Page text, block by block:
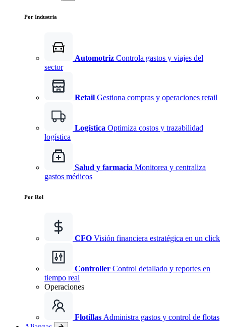
Por Industria
Automotriz Controla gastos y viajes del
sector
Retail Gestiona compras y operaciones retail
Logística Optimiza costos y trazabilidad
logística
Salud y farmacia Monitorea y centraliza
gastos médicos
Por Rol
CFO Visión financiera estratégica en un click
Controller Control detallado y reportes en
tiempo real
Operaciones
Flotillas Administra gastos y control de flotas